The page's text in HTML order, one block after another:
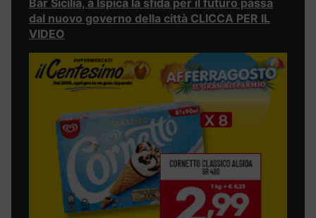
dal nuovo governo della città CLICCA PER IL
VIDEO